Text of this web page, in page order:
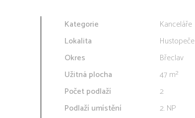
Kategorie
Kanceláře
Lokalita
Hustopeče
Okres
Břeclav
Užitná plocha
47 m²
Počet podlaží
2
Podlaží umístění
2. NP